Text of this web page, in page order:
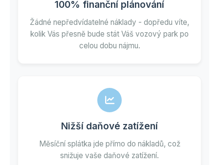
100% finanční plánování
Žádné nepředvídatelné náklady - dopředu víte,
kolik Vás přesně bude stát Váš vozový park po
celou dobu nájmu.
Nižší daňové zatížení
Měsíční splátka jde přímo do nákladů, což
snižuje vaše daňové zatížení.